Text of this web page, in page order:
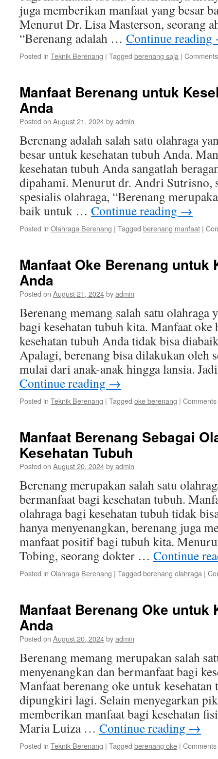
juga memberikan manfaat yang besar
Menurut Dr. Lisa Masterson, seorang
“Berenang adalah … Continue reading
Posted in Teknik Berenang | Tagged berenang saja |
Manfaat Berenang untuk
Anda
Posted on August 21, 2024byadmin
Berenang adalah salah satu olahraga
besar untuk kesehatan tubuh Anda.
kesehatan tubuh Anda sangatlah
dipahami. Menurut dr. Andri Sutrisno,
spesialis olahraga, “Berenang
baik untuk … Continue reading →
Posted in Olahraga Berenang | Tagged berenang manfaat |
Manfaat Oke Berenang untuk
Anda
Posted on August 21, 2024byadmin
Berenang memang salah satu olahraga
bagi kesehatan tubuh kita. Manfaat oke
kesehatan tubuh Anda tidak bisa
Apalagi, berenang bisa dilakukan oleh
mulai dari anak-anak hingga lansia.
Continue reading →
Posted in Teknik Berenang | Tagged oke berenang |
Manfaat Berenang Sebagai
Kesehatan Tubuh
Posted on August 20, 2024byadmin
Berenang merupakan salah satu
bermanfaat bagi kesehatan tubuh.
olahraga bagi kesehatan tubuh tidak
hanya menyenangkan, berenang juga
manfaat positif bagi tubuh kita.
Tobing, seorang dokter … Continue
Posted in Olahraga Berenang | Tagged berenang olahraga |
Manfaat Berenang Oke untuk
Anda
Posted on August 20, 2024byadmin
Berenang memang merupakan salah
menyenangkan dan bermanfaat bagi
Manfaat berenang oke untuk
dipungkiri lagi. Selain menyegarkan
memberikan manfaat bagi kesehatan
Maria Luiza … Continue reading →
Posted in Teknik Berenang | Tagged berenang oke |